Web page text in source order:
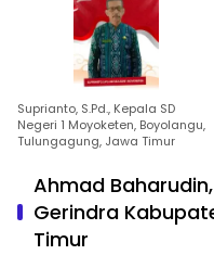
Suprianto, S.Pd., Kepala SD
Negeri 1 Moyoketen, Boyolangu,
Tulungagung, Jawa Timur
Ahmad
Gerindra
Timur